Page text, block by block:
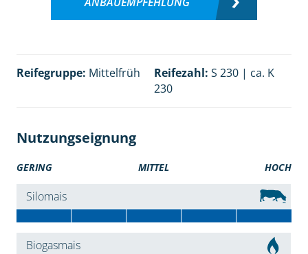
Reifegruppe: Mittelfrüh Reifezahl: S 230 | ca. K
230
Nutzungseignung
GERING MITTEL HOCH
Silomais
Biogasmais